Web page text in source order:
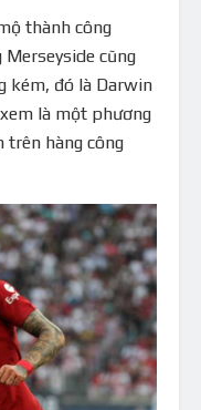
thành công
cũng
kém, đó là Darwin
là một phương
trên hàng công